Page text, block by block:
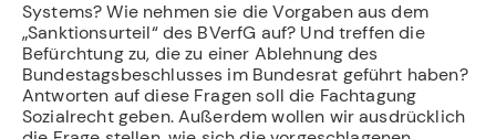
Systems? Wie nehmen sie die Vorgaben aus dem
„Sanktionsurteil“ des BVerfG auf? Und treffen die
Befürchtung zu, die zu einer Ablehnung des
Bundestagsbeschlusses im Bundesrat geführt haben?
Antworten auf diese Fragen soll die Fachtagung
Sozialrecht geben. Außerdem wollen wir ausdrücklich